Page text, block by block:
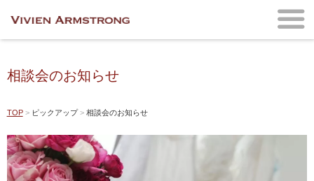
相談会のお知らせ
TOP ピックアップ 相談会のお知らせ